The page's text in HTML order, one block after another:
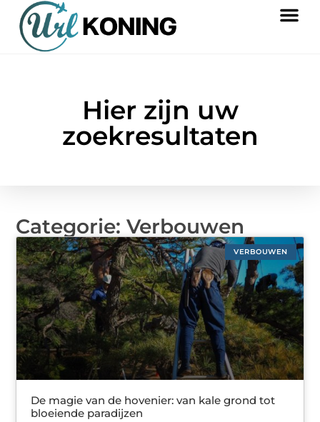
Hier zijn uw
zoekresultaten
Categorie: Verbouwen
VERBOUWEN
De magie van de hovenier: van kale grond tot
bloeiende paradijzen